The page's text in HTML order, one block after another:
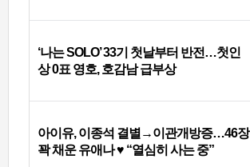
‘나는 SOLO’ 33기 첫날부터 반전…첫인
상 0표 영호, 호감남 급부상
아이유, 이종석 결별→이관개방증…46장
꽉 채운 유애나 ♥ “열심히 사는 중”